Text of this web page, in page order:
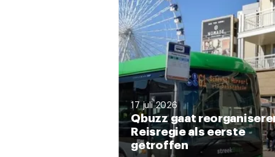
17 juli 2026
Qbuzz gaat
Reisregie als eerste
getroffen